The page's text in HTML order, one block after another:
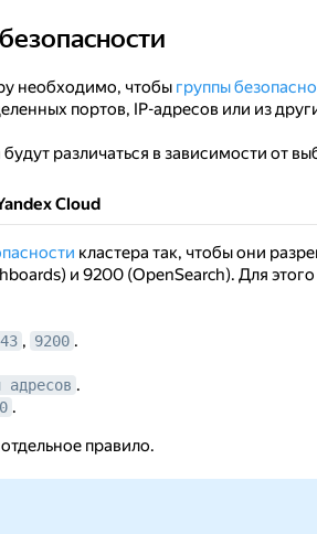
необходимо, чтобы группы
портов, IP-адресов или из
различаться в зависимости от
Cloud
кластера так, чтобы они
и 9200 (OpenSearch). Для
, 9200 .
адресов .
.
правило.